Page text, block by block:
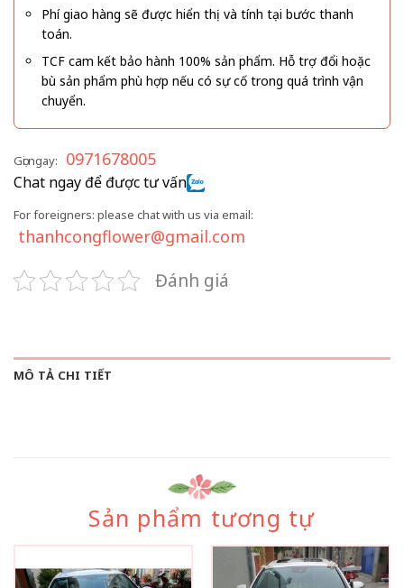
Phí giao hàng sẽ được hiển thị và tính tại bước thanh
toán.
TCF cam kết bảo hành 100% sản phẩm. Hỗ trợ đổi hoặc
bù sản phẩm phù hợp nếu có sự cố trong quá trình vận
chuyển.
Gọi ngay: 0971678005
Chat ngay để được tư vấn
For foreigners: please chat with us via email:
thanhcongflower@gmail.com
Đánh giá
MÔ TẢ CHI TIẾT
Sản phẩm tương tự